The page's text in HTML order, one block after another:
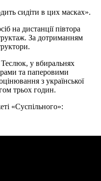
сидіти в цих масках».
на дистанції півтора
За дотриманням
Теслюк, у вбиральнях
та паперовими
з української
трьох годин.
«Суспільного»: